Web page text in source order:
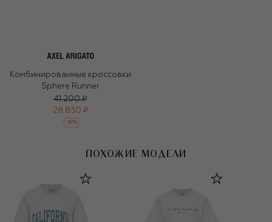
Комбинированные кроссовки
Sphere Runner
41 200 ₽
28 850 ₽
-30%
ПОХОЖИЕ МОДЕЛИ